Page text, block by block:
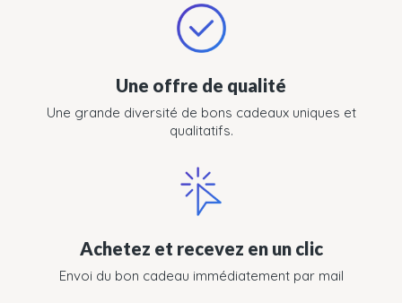
Une offre de qualité
Une grande diversité de bons cadeaux uniques et
qualitatifs.
Achetez et recevez en un clic
Envoi du bon cadeau immédiatement par mail